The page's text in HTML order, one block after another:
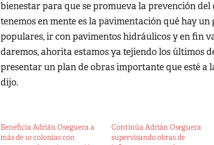
bienestar para que se promueva la prevención
tenemos en mente es la pavimentación qué hay
populares, ir con pavimentos hidráulicos y en fin
daremos, ahorita estamos ya tejiendo los últimos
presentar un plan de obras importante que esté a
dijo.
Beneficia Adrián Oseguera a
más de 10 colonias con
Continúa Adrián Oseguera
supervisando obras de